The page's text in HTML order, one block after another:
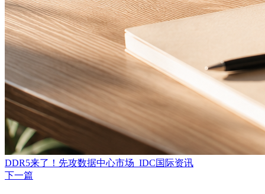
DDR5来了！先攻数据中心市场_IDC国际资讯
下一篇